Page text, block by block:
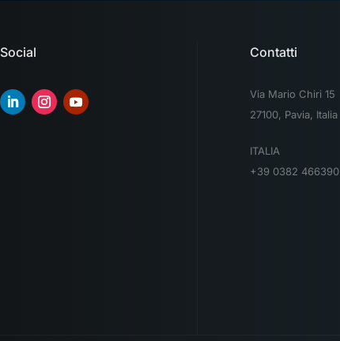
Social Contatti
Via Mario Chiri 15
27100, Pavia, Italia
ITALIA
+39 0382 466390